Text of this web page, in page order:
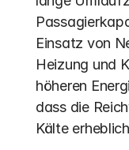
Einsatz von
Heizung und
höheren
dass die
Kälte